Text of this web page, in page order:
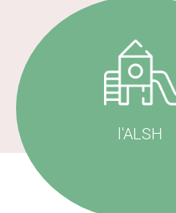
l'ALSH
Découvrir